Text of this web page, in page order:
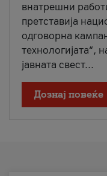
внатрешни
претставија
одговорна
технологијата“,
јавната свест...
Дознај повеќе